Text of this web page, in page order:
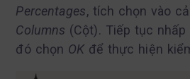
Percentages, tích chọn vào cả
Columns (Cột). Tiếp tục nhấp
đó chọn OK để thực hiện